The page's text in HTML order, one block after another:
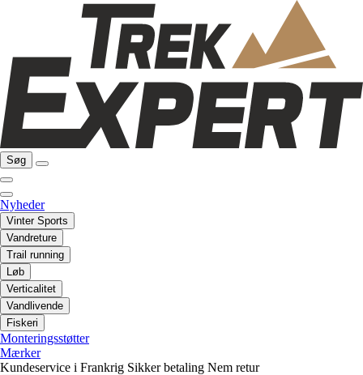
Søg
Nyheder
Vinter Sports
Vandreture
Trail running
Løb
Verticalitet
Vandlivende
Fiskeri
Monteringsstøtter
Mærker
Kundeservice i Frankrig Sikker betaling Nem retur